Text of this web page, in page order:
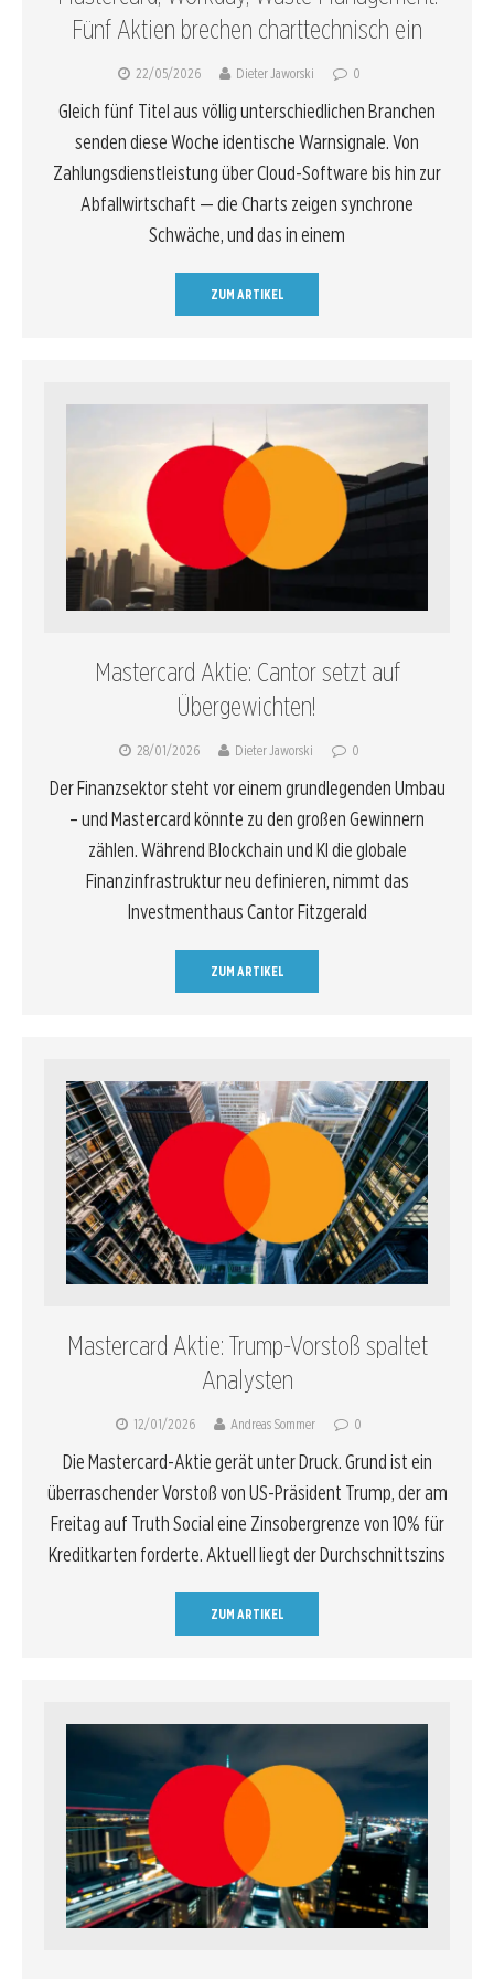
Fünf Aktien brechen charttechnisch ein
22/05/2026 Dieter Jaworski 0
Gleich fünf Titel aus völlig unterschiedlichen Branchen
senden diese Woche identische Warnsignale. Von
Zahlungsdienstleistung über Cloud-Software bis hin zur
Abfallwirtschaft — die Charts zeigen synchrone
Schwäche, und das in einem
ZUM ARTIKEL
Mastercard Aktie: Cantor setzt auf
Übergewichten!
28/01/2026 Dieter Jaworski 0
Der Finanzsektor steht vor einem grundlegenden Umbau
– und Mastercard könnte zu den großen Gewinnern
zählen. Während Blockchain und KI die globale
Finanzinfrastruktur neu definieren, nimmt das
Investmenthaus Cantor Fitzgerald
ZUM ARTIKEL
Mastercard Aktie: Trump-Vorstoß spaltet
Analysten
12/01/2026 Andreas Sommer 0
Die Mastercard-Aktie gerät unter Druck. Grund ist ein
überraschender Vorstoß von US-Präsident Trump, der am
Freitag auf Truth Social eine Zinsobergrenze von 10% für
Kreditkarten forderte. Aktuell liegt der Durchschnittszins
ZUM ARTIKEL